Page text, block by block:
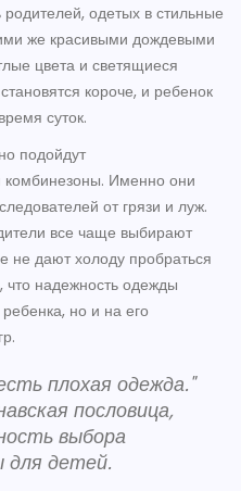
одетых в стильные
же красивыми дождевыми
цвета и светящиеся
короче, и ребенок
суток.
подойдут
Именно они
от грязи и луж.
все чаще выбирают
не дают холоду пробраться
что надежность одежды
но и на его
плохая одежда."
пословица,
выбора
для детей.